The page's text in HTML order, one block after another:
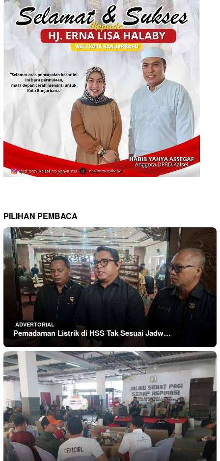
PILIHAN PEMBACA
ADVERTORIAL
Pemadaman Listrik di HSS Tak Sesuai Jadw…